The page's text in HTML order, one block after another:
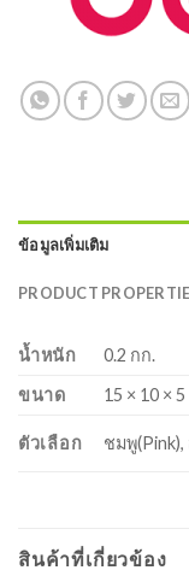
ข้อมูลเพิ่มเติม
PRODUCT
น้ำหนัก
0.2 กก.
ขนาด
15 × 10 ×
ตัวเลือก ชมพู(Pink),
สินค้าที่เกี่ยวข้อง